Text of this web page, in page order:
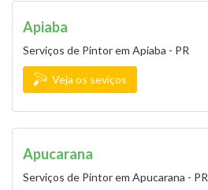
Apiaba
Serviços de Pintor em Apiaba - PR
Veja os seviços
Apucarana
Serviços de Pintor em Apucarana - PR